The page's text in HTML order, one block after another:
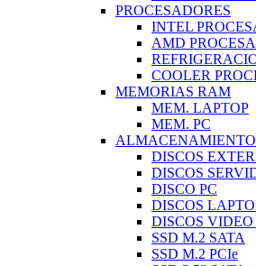
PROCESADORES
INTEL
AMD
COOLER
MEMORIAS RAM
MEM. LAPTOP
MEM. PC
ALMACENAMIENTO
DISCOS
DISCOS
DISCO PC
DISCOS
DISCOS
SSD M.2 SATA
SSD M.2 PCIe